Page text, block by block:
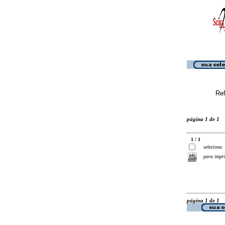
página 1 de 1
1 / 1
seleciona
para
página 1 de 1